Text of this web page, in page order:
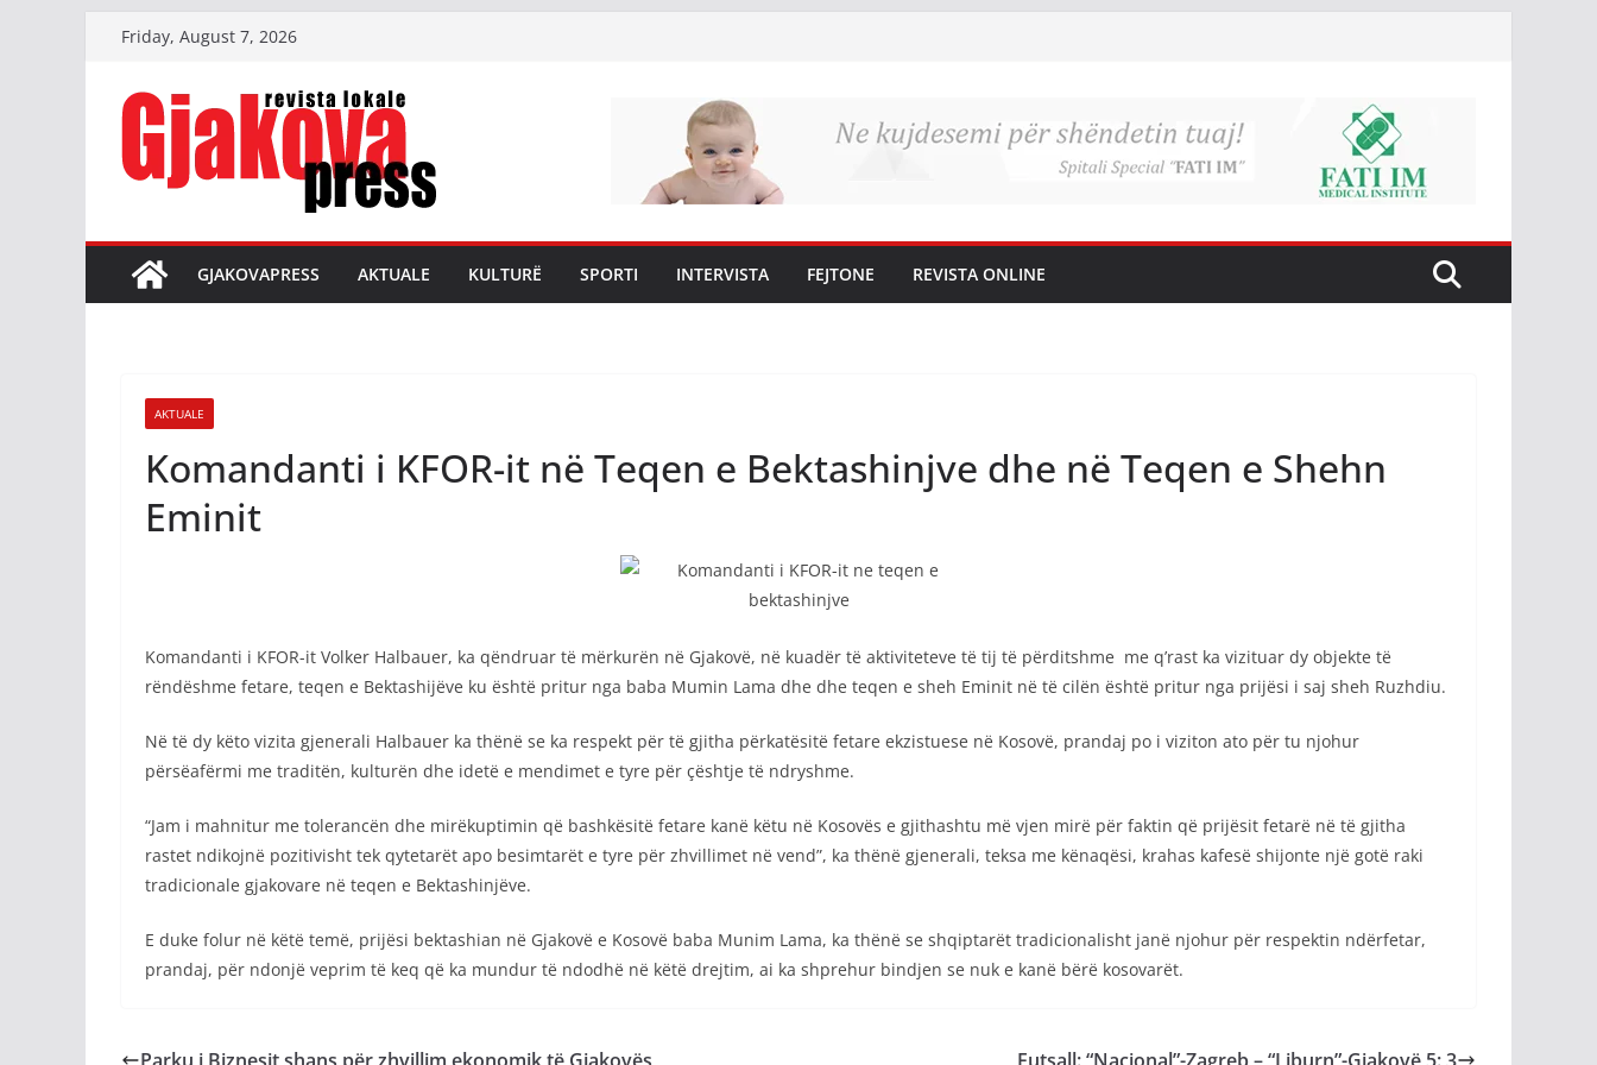
content
Friday, August 7, 2026
GJAKOVAPRESS AKTUALE KULTURË SPORTI INTERVISTA FEJTONE REVISTA ONLINE
AKTUALE
Komandanti i KFOR-it në Teqen e Bektashinjve dhe në Teqen e Shehn
Eminit
Komandanti i KFOR-it Volker Halbauer, ka qëndruar të mërkurën në Gjakovë, në kuadër të aktiviteteve të tij të përditshme me q’rast ka vizituar dy objekte të
rëndëshme fetare, teqen e Bektashijëve ku është pritur nga baba Mumin Lama dhe dhe teqen e sheh Eminit në të cilën është pritur nga prijësi i saj sheh Ruzhdiu.
Në të dy këto vizita gjenerali Halbauer ka thënë se ka respekt për të gjitha përkatësitë fetare ekzistuese në Kosovë, prandaj po i viziton ato për tu njohur
përsëafërmi me traditën, kulturën dhe idetë e mendimet e tyre për çështje të ndryshme.
“Jam i mahnitur me tolerancën dhe mirëkuptimin që bashkësitë fetare kanë këtu në Kosovës e gjithashtu më vjen mirë për faktin që prijësit fetarë në të gjitha
rastet ndikojnë pozitivisht tek qytetarët apo besimtarët e tyre për zhvillimet në vend”, ka thënë gjenerali, teksa me kënaqësi, krahas kafesë shijonte një gotë raki
tradicionale gjakovare në teqen e Bektashinjëve.
E duke folur në këtë temë, prijësi bektashian në Gjakovë e Kosovë baba Munim Lama, ka thënë se shqiptarët tradicionalisht janë njohur për respektin ndërfetar,
prandaj, për ndonjë veprim të keq që ka mundur të ndodhë në këtë drejtim, ai ka shprehur bindjen se nuk e kanë bërë kosovarët.